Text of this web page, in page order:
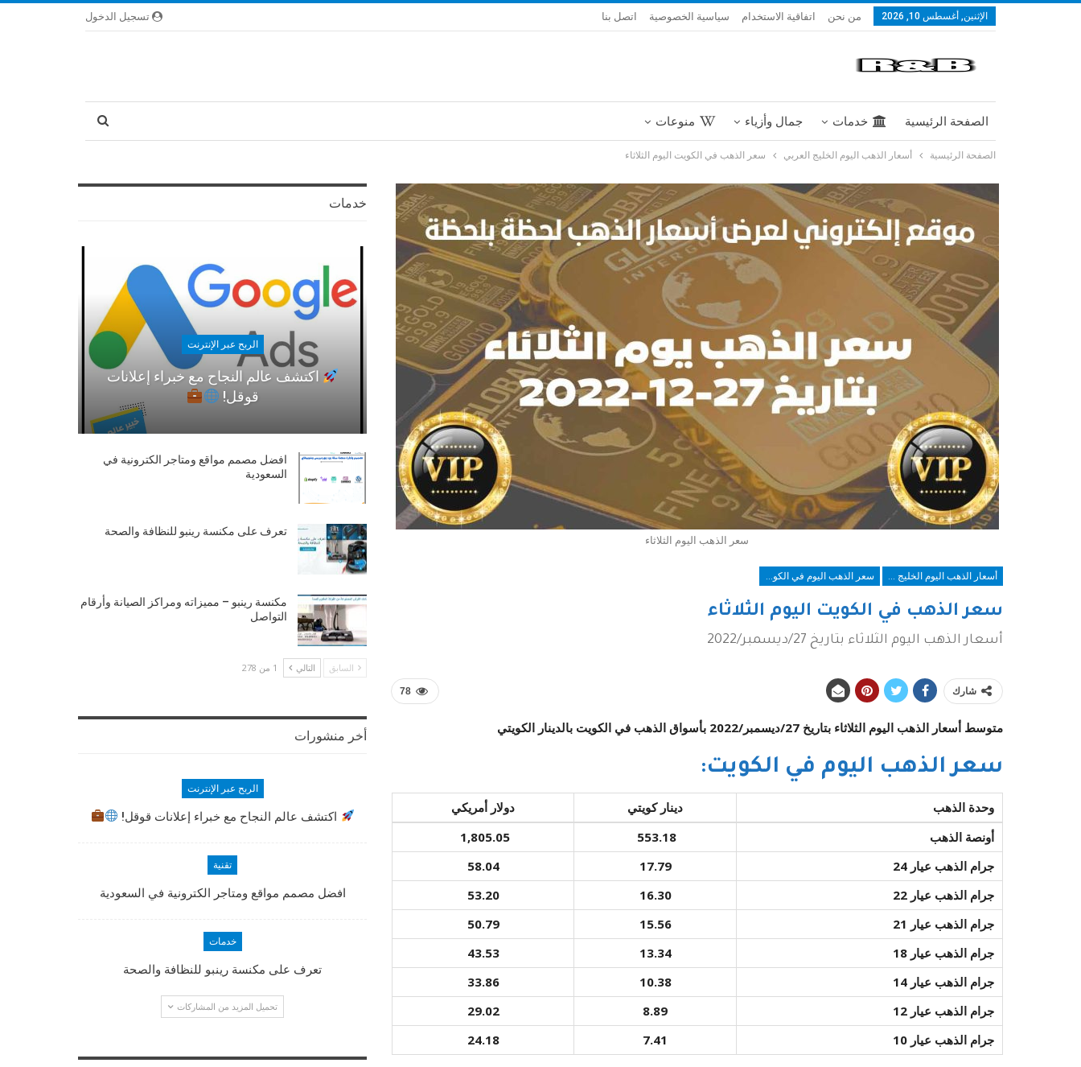
تسجيل الدخول الإثنين, أغسطس 10, 2026 من نحن اتفاقية الاستخدام سياسية الخصوصية اتصل بنا
الصفحة الرئيسية خدمات جمال وأزياء منوعات
الصفحة الرئيسية أسعار الذهب اليوم الخليج العربي سعر الذهب في الكويت اليوم الثلاثاء
سعر الذهب اليوم الثلاثاء
أسعار الذهب اليوم الخليج العربي سعر الذهب اليوم في الكويت
سعر الذهب في الكويت اليوم الثلاثاء
أسعار الذهب اليوم الثلاثاء بتاريخ 27/ديسمبر/2022
78 شارك
متوسط أسعار الذهب اليوم الثلاثاء بتاريخ 27/ديسمبر/2022 بأسواق الذهب في الكويت بال دينار الكويتي
سعر الذهب اليوم في الكويت:
وحدة الذهب دينار كويتي
دولار أمريكي
أونصة الذهب
553.18
1,805.05
جرام الذهب عيار 24
17.79
58.04
جرام الذهب عيار 22
16.30
53.20
جرام الذهب عيار 21
15.56
50.79
جرام الذهب عيار 18
13.34
43.53
جرام الذهب عيار 14
10.38
33.86
جرام الذهب عيار 12
8.89
29.02
جرام الذهب عيار 10
7.41
24.18
خدمات
الربح عبر الإنترنت
اكتشف عالم النجاح مع خبراء إعلانات
قوقل!
افضل مصمم مواقع ومتاجر الكترونية في
السعودية
تعرف على مكنسة رينبو للنظافة والصحة
مكنسة رينبو – مميزاته ومراكز الصيانة وأرقام
التواصل
السابق التالي 1 من 278
أخر منشورات
الربح عبر الإنترنت
اكتشف عالم النجاح مع خبراء إعلانات قوقل!
تقنية
افضل مصمم مواقع ومتاجر الكترونية في السعودية
خدمات
تعرف على مكنسة رينبو للنظافة والصحة
تحميل المزيد من المشاركات